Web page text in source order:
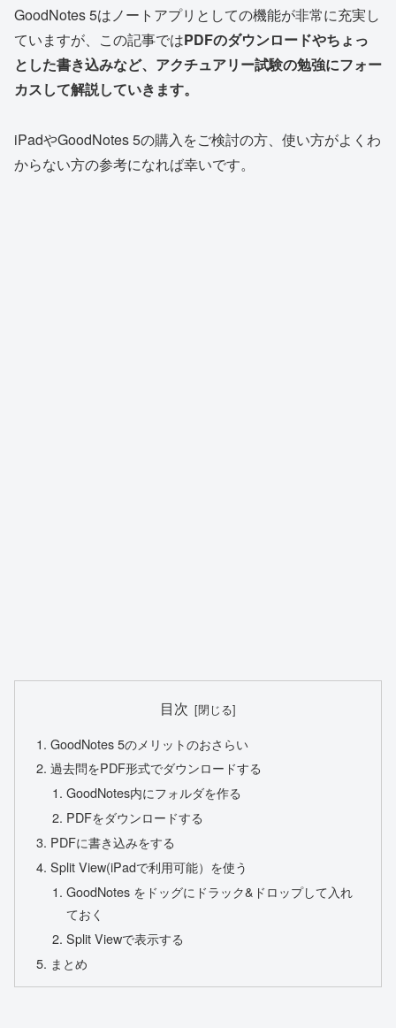
GoodNotes 5はノートアプリとしての機能が非常に充実し
ていますが、この記事ではPDFのダウンロードやちょっ
とした書き込みなど、アクチュアリー試験の勉強にフォー
カスして解説していきます。
iPadやGoodNotes 5の購入をご検討の方、使い方がよくわ
からない方の参考になれば幸いです。
目次
GoodNotes 5のメリットのおさらい
過去問をPDF形式でダウンロードする
GoodNotes内にフォルダを作る
PDFをダウンロードする
PDFに書き込みをする
Split View(iPadで利用可能）を使う
GoodNotes をドッグにドラック&ドロップして入れ
ておく
Split Viewで表示する
まとめ